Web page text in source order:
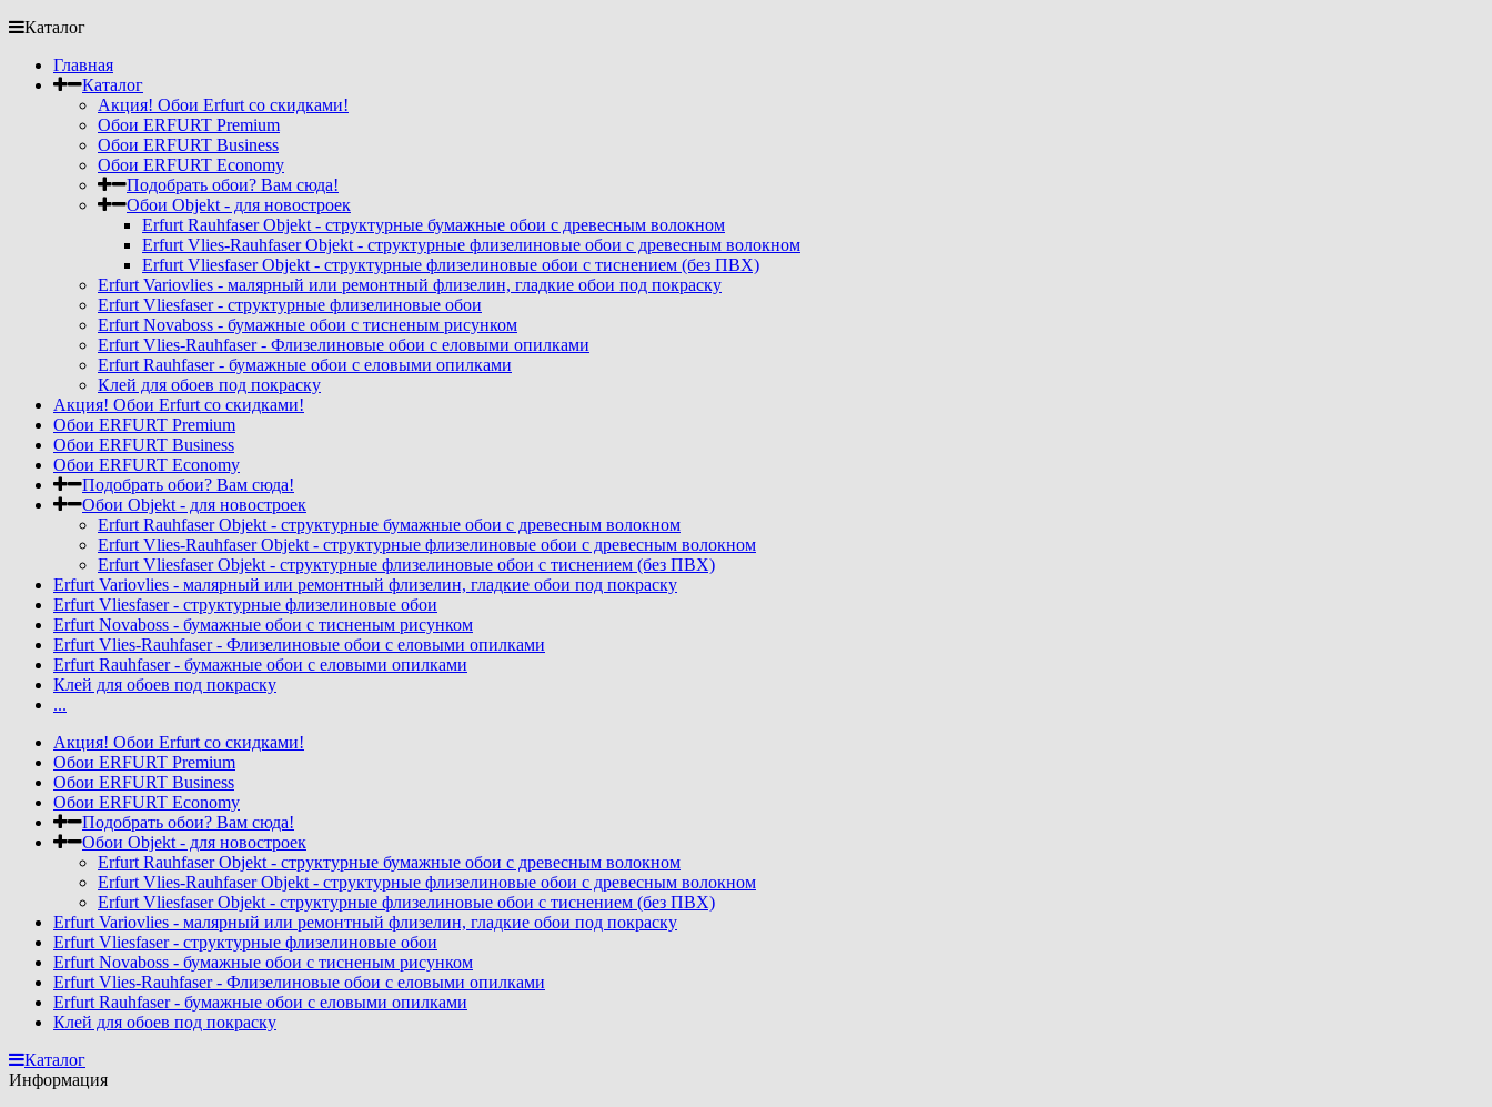
Каталог
Главная
Каталог
Акция! Обои Erfurt со скидками!
Обои ERFURT Premium
Обои ERFURT Business
Обои ERFURT Economy
Подобрать обои? Вам сюда!
Обои Objekt - для новостроек
Erfurt Rauhfaser Objekt - cтруктурные бумажные обои с древесным волокном
Erfurt Vlies-Rauhfaser Objekt - структурные флизелиновые обои с древесным волокном
Erfurt Vliesfaser Objekt - структурные флизелиновые обои с тиснением (без ПВХ)
Erfurt Variovlies - малярный или ремонтный флизелин, гладкие обои под покраску
Erfurt Vliesfaser - структурные флизелиновые обои
Erfurt Novaboss - бумажные обои с тисненым рисунком
Erfurt Vlies-Rauhfaser - Флизелиновые обои с еловыми опилками
Erfurt Rauhfaser - бумажные обои с еловыми опилками
Клей для обоев под покраску
Акция! Обои Erfurt со скидками!
Обои ERFURT Premium
Обои ERFURT Business
Обои ERFURT Economy
Подобрать обои? Вам сюда!
Обои Objekt - для новостроек
Erfurt Rauhfaser Objekt - cтруктурные бумажные обои с древесным волокном
Erfurt Vlies-Rauhfaser Objekt - структурные флизелиновые обои с древесным волокном
Erfurt Vliesfaser Objekt - структурные флизелиновые обои с тиснением (без ПВХ)
Erfurt Variovlies - малярный или ремонтный флизелин, гладкие обои под покраску
Erfurt Vliesfaser - структурные флизелиновые обои
Erfurt Novaboss - бумажные обои с тисненым рисунком
Erfurt Vlies-Rauhfaser - Флизелиновые обои с еловыми опилками
Erfurt Rauhfaser - бумажные обои с еловыми опилками
Клей для обоев под покраску
...
Акция! Обои Erfurt со скидками!
Обои ERFURT Premium
Обои ERFURT Business
Обои ERFURT Economy
Подобрать обои? Вам сюда!
Обои Objekt - для новостроек
Erfurt Rauhfaser Objekt - cтруктурные бумажные обои с древесным волокном
Erfurt Vlies-Rauhfaser Objekt - структурные флизелиновые обои с древесным волокном
Erfurt Vliesfaser Objekt - структурные флизелиновые обои с тиснением (без ПВХ)
Erfurt Variovlies - малярный или ремонтный флизелин, гладкие обои под покраску
Erfurt Vliesfaser - структурные флизелиновые обои
Erfurt Novaboss - бумажные обои с тисненым рисунком
Erfurt Vlies-Rauhfaser - Флизелиновые обои с еловыми опилками
Erfurt Rauhfaser - бумажные обои с еловыми опилками
Клей для обоев под покраску
Каталог
Информация